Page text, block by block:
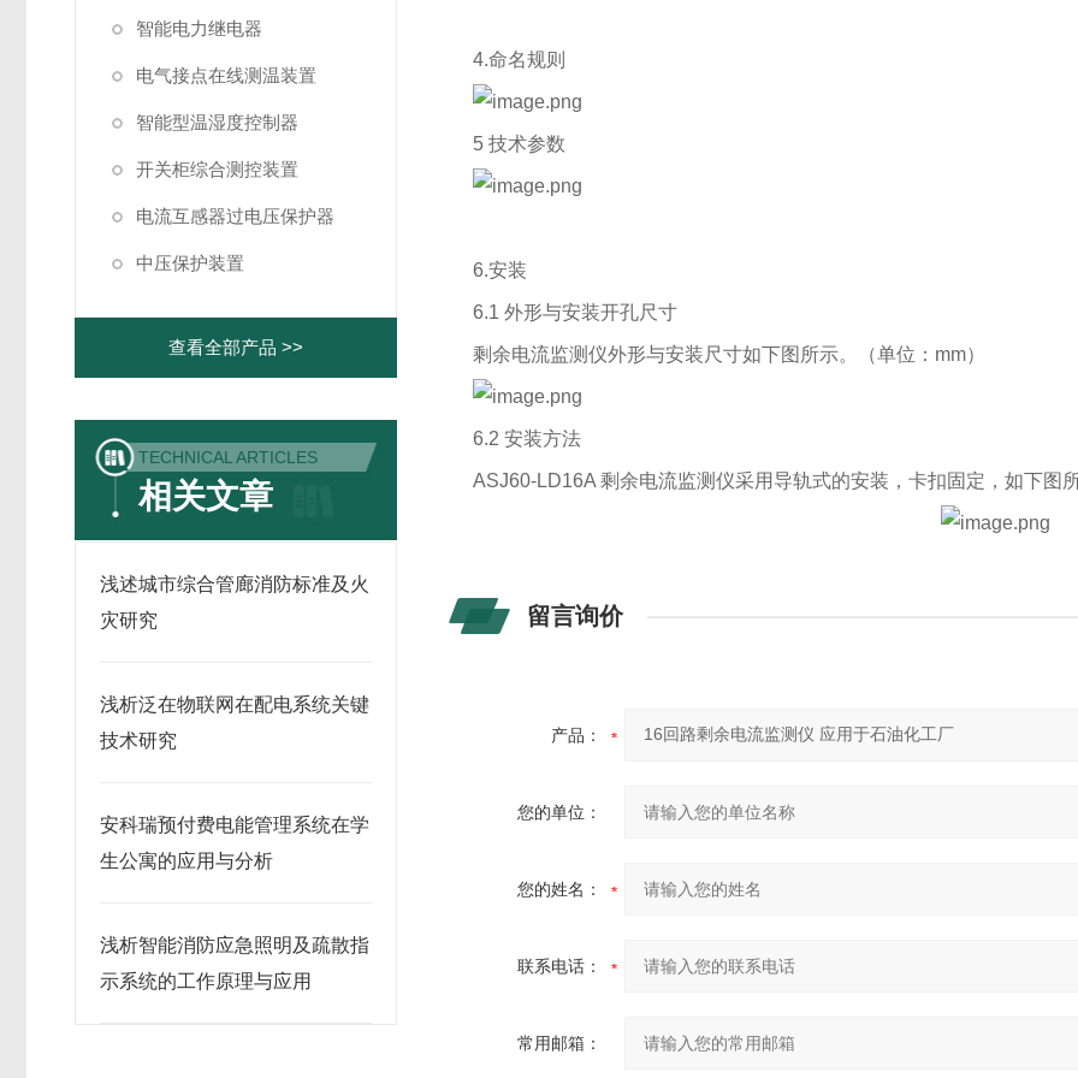
4.命名规则
5 技术参数
6.安装
6.1 外形与安装开孔尺寸
剩余电流监测仪外形与安装尺寸如下图所示。（单位：mm）
6.2 安装方法
ASJ60-LD16A 剩余电流监测仪采用导轨式的安装，卡扣固定，如下图
留言询价
产品：
您的单位：
您的姓名：
联系电话：
常用邮箱：
智能电力继电器
电气接点在线测温装置
智能型温湿度控制器
开关柜综合测控装置
电流互感器过电压保护器
中压保护装置
查看全部产品 >>
TECHNICAL ARTICLES
相关文章
浅述城市综合管廊消防标准及火
灾研究
浅析泛在物联网在配电系统关键
技术研究
安科瑞预付费电能管理系统在学
生公寓的应用与分析
浅析智能消防应急照明及疏散指
示系统的工作原理与应用